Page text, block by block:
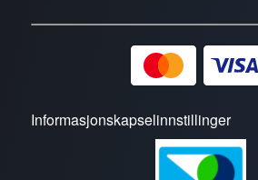
Informasjonskapselinnstillinger